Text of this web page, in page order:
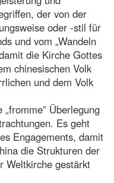
der von der
oder -stil für
und vom „Wandeln
die Kirche Gottes
chinesischen Volk
und dem Volk
Überlegung
Es geht
Engagements, damit
die Strukturen der
Weltkirche gestärkt